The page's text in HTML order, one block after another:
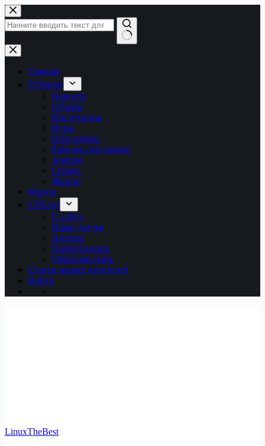
Перейти
к
сути
Ничего
не
найденоГлавная
Рубрики
Новости
Обзоры
Инструкции
Игры
Программы
Рабочее окружение
Android
Сервер
Железо
Форум
LTB.net
О сайте
Наши друзья
Авторы
Пожертвовать
Обратная связь
Статьи наших читателей
Войти
LinuxTheBest